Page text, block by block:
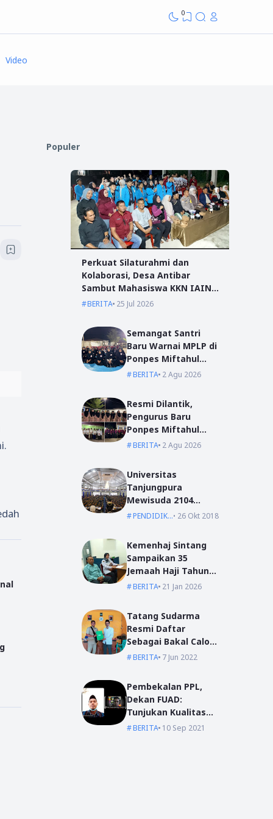
0
Video
Populer
Perkuat Silaturahmi dan
Kolaborasi, Desa Antibar
Sambut Mahasiswa KKN IAIN
Pontianak dan UM Pontianak
BERITA 25 Jul 2026
Semangat Santri
Baru Warnai MPLP di
Ponpes Miftahul
Ulum Kumpai
BERITA 2 Agu 2026
Resmi Dilantik,
Pengurus Baru
Ponpes Miftahul
Ulum Siap Emban
BERITA 2 Agu 2026
Universitas
Tanjungpura
Mewisuda 2104
Lulusan pada
PENDIDIKAN26 Okt 2018
Kemenhaj Sintang
Sampaikan 35
Jemaah Haji Tahun
2026
BERITA 21 Jan 2026
Tatang Sudarma
Resmi Daftar
Sebagai Bakal Calon
Kepala Desa Mas
BERITA 7 Jun 2022
Pembekalan PPL,
Dekan FUAD:
Tunjukan Kualitas
Dengan Akhlak
BERITA 10 Sep 2021